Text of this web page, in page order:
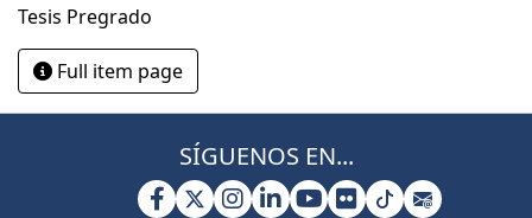
Tesis Pregrado
Full item page
SÍGUENOS EN...